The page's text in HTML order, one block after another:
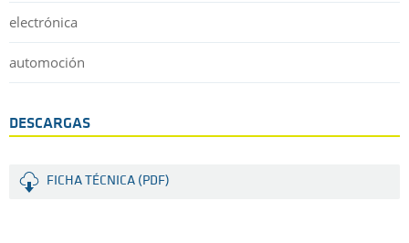
electrónica
automoción
DESCARGAS
FICHA TÉCNICA (PDF)